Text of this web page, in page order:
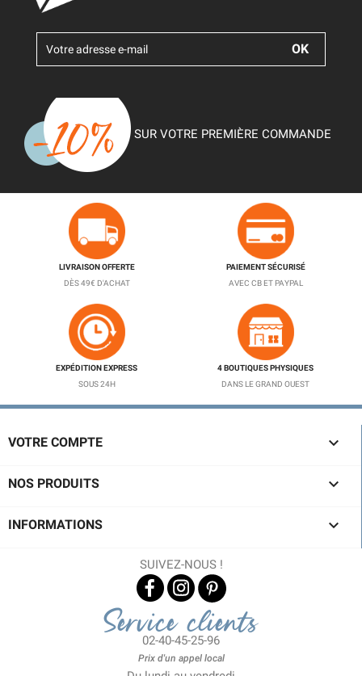
SUR VOTRE PREMIÈRE COMMANDE
LIVRAISON OFFERTE
DÈS 49€ D'ACHAT
PAIEMENT SÉCURISÉ
AVEC CB ET PAYPAL
EXPÉDITION EXPRESS
SOUS 24H
4 BOUTIQUES PHYSIQUES
DANS LE GRAND OUEST
VOTRE COMPTE 
NOS PRODUITS 
INFORMATIONS 
SUIVEZ-NOUS !
Service clients
02-40-45-25-96
Prix d'un appel local